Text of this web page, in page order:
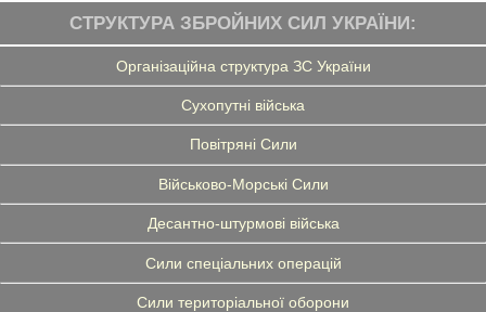
СТРУКТУРА ЗБРОЙНИХ СИЛ УКРАЇНИ:
Організаційна структура ЗС України
Сухопутні війська
Повітряні Сили
Військово-Морські Сили
Десантно-штурмові війська
Сили спеціальних операцій
Сили територіальної оборони